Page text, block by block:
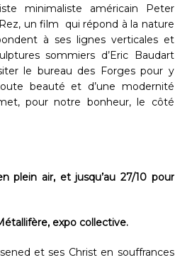
minimaliste américain Peter
un film qui répond à la nature
à ses lignes verticales et
sommiers d’Eric Baudart
le bureau des Forges pour y
beauté et d’une modernité
pour notre bonheur, le côté
plein air, et jusqu’au 27/10 pour
expo collective.
et ses Christ en souffrances